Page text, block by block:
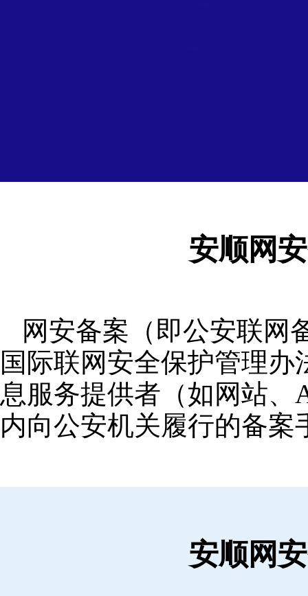
安顺网
网安备案（即公安联网
国际联网安全保护管理
息服务提供者（如网站、
内向公安机关履行的备案
安顺网